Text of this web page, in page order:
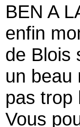
BEN A
enfin
de Blois
un beau
pas trop
Vous